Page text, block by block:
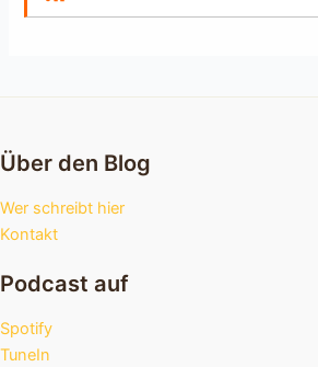
Über den Blog
Wer schreibt hier
Kontakt
Podcast auf
Spotify
TuneIn